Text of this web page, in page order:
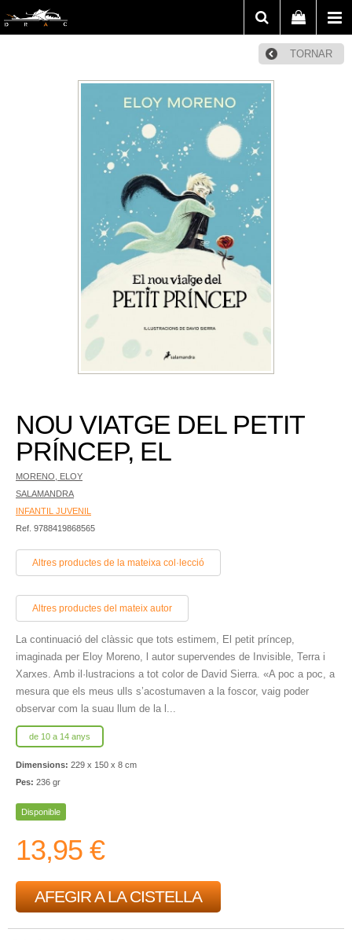
TORNAR
NOU VIATGE DEL PETIT
PRÍNCEP, EL
MORENO, ELOY
SALAMANDRA
INFANTIL JUVENIL
Ref. 9788419868565
Altres productes de la mateixa col·lecció
Altres productes del mateix autor
La continuació del clàssic que tots estimem, El petit príncep,
imaginada per Eloy Moreno, l autor supervendes de Invisible, Terra i
Xarxes. Amb il·lustracions a tot color de David Sierra. «A poc a poc, a
mesura que els meus ulls s’acostumaven a la foscor, vaig poder
observar com la suau llum de la l...
de 10 a 14 anys
Dimensions: 229 x 150 x 8 cm
Pes: 236 gr
Disponible
13,95 €
AFEGIR A LA CISTELLA